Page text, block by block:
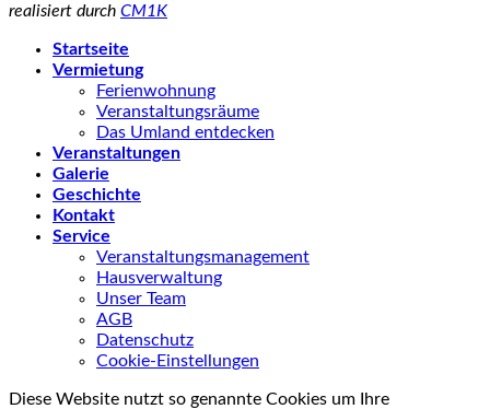
realisiert durch CM1K
Startseite
Vermietung
Ferienwohnung
Veranstaltungsräume
Das Umland entdecken
Veranstaltungen
Galerie
Geschichte
Kontakt
Service
Veranstaltungsmanagement
Hausverwaltung
Unser Team
AGB
Datenschutz
Cookie-Einstellungen
Diese Website nutzt so genannte Cookies um Ihre